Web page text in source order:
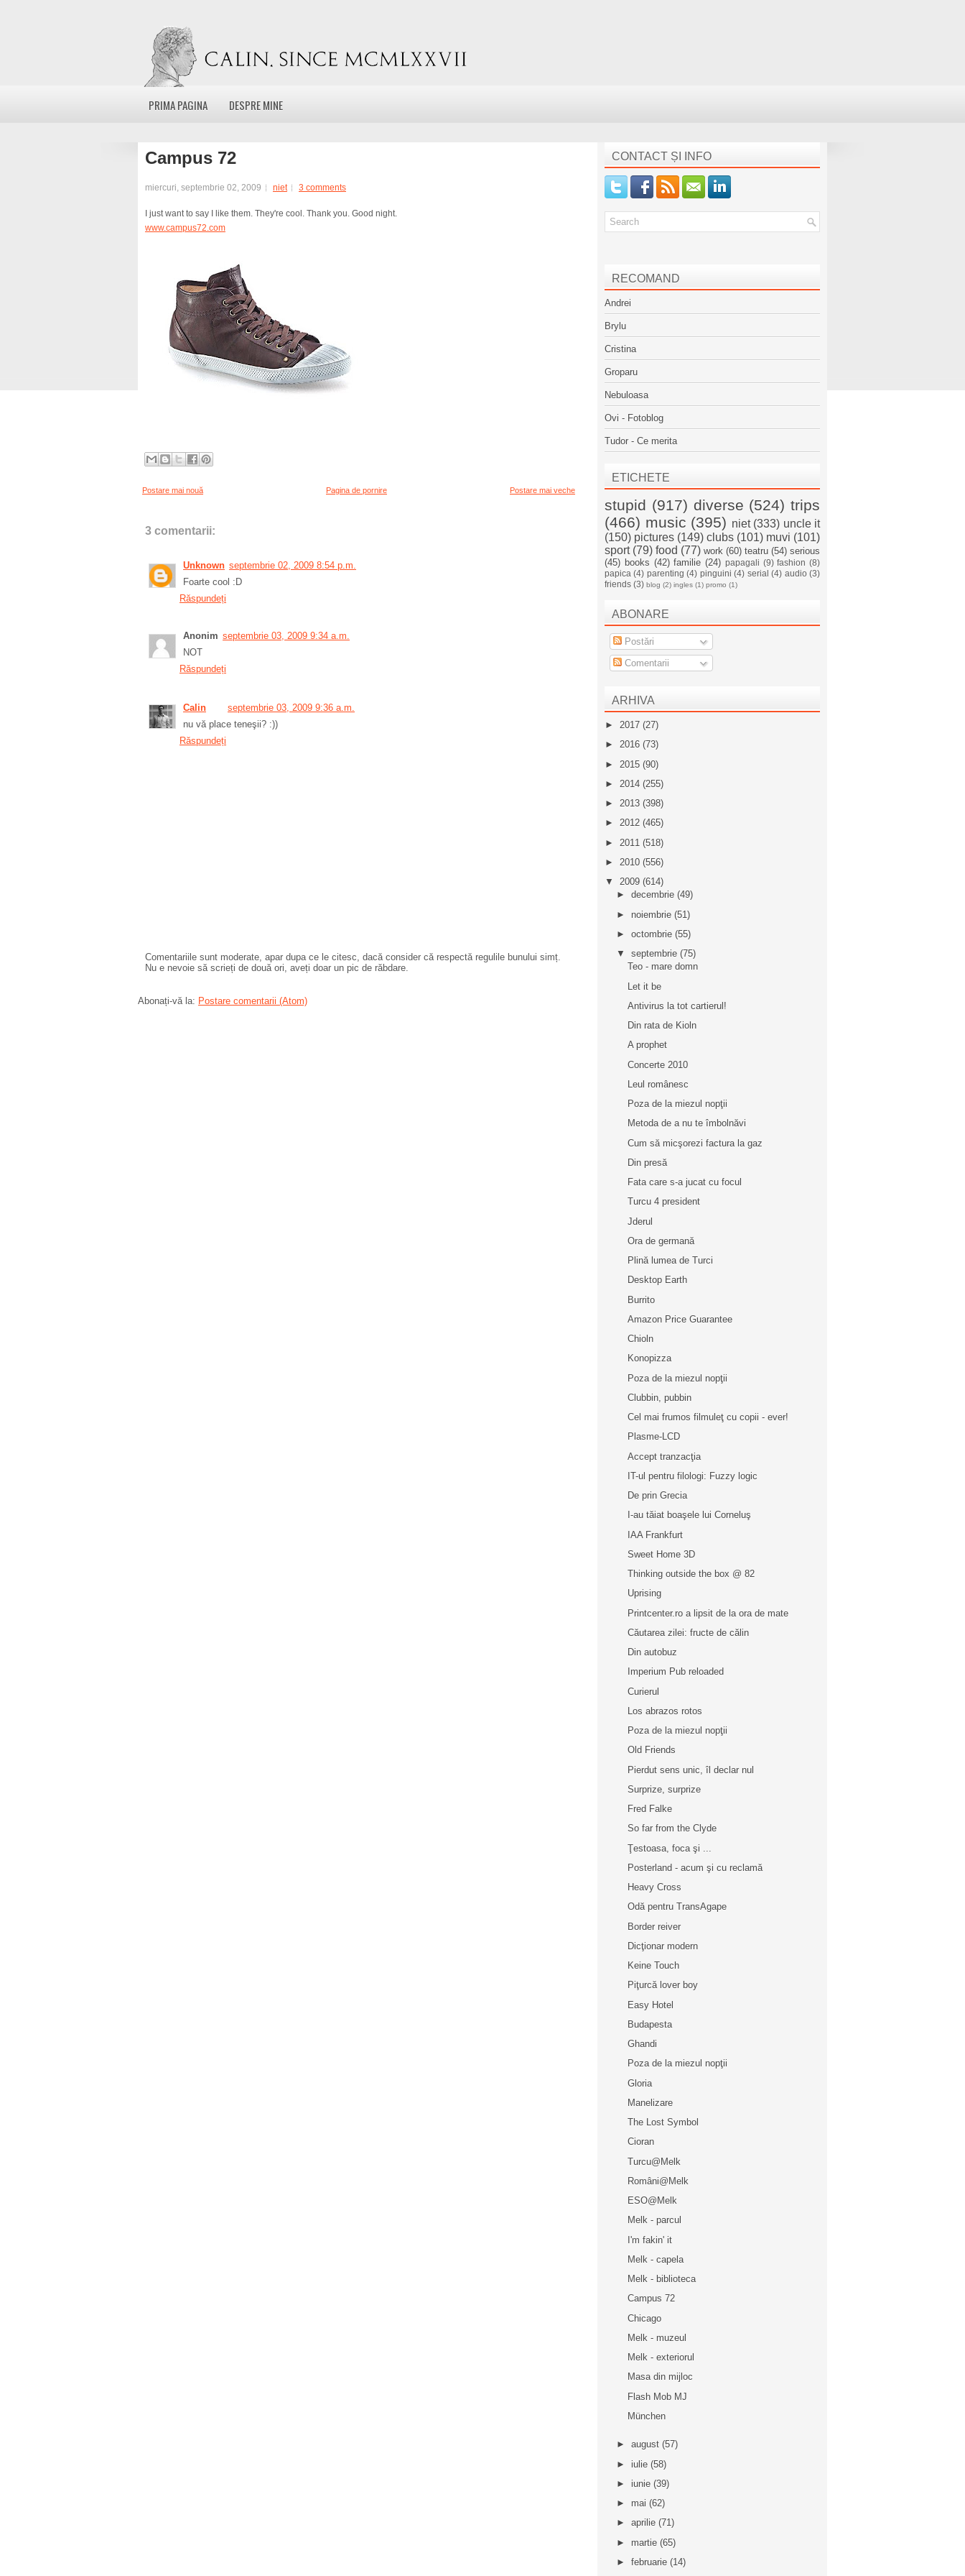
PRIMA PAGINA DESPRE MINE
Campus 72
miercuri, septembrie 02, 2009 niet 3 comments
I just want to say I like them. They're cool. Thank you. Good night.
www.campus72.com
Postare mai nouă Postare mai veche
Pagina de pornire
3 comentarii:
Unknown septembrie 02, 2009 8:54 p.m.
Foarte cool :D
Răspundeți
Anonim septembrie 03, 2009 9:34 a.m.
NOT
Răspundeți
Calin
septembrie 03, 2009 9:36 a.m.
nu vă place teneşii? :))
Răspundeți
Comentariile sunt moderate, apar dupa ce le citesc, dacă consider că respectă regulile bunului simț.
Nu e nevoie să scrieți de două ori, aveți doar un pic de răbdare.
Abonați-vă la: Postare comentarii (Atom)
CONTACT ȘI INFO
RECOMAND
Andrei
Brylu
Cristina
Groparu
Nebuloasa
Ovi - Fotoblog
Tudor - Ce merita
ETICHETE
stupid (917) diverse (524) trips
(466) music (395) niet (333) uncle it
(150) pictures (149) clubs (101) muvi (101)
sport (79) food (77) work (60) teatru (54) serious
(45) books (42) familie (24) papagali (9) fashion (8)
papica (4) parenting (4) pinguini (4) serial (4) audio (3)
friends (3) blog (2) ingles (1) promo (1)
ABONARE
Postări
Comentarii
ARHIVA
► 2017 (27)
► 2016 (73)
► 2015 (90)
► 2014 (255)
► 2013 (398)
► 2012 (465)
► 2011 (518)
► 2010 (556)
▼ 2009 (614)
► decembrie (49)
► noiembrie (51)
► octombrie (55)
▼ septembrie (75)
Teo - mare domn
Let it be
Antivirus la tot cartierul!
Din rata de Kioln
A prophet
Concerte 2010
Leul românesc
Poza de la miezul nopţii
Metoda de a nu te îmbolnăvi
Cum să micşorezi factura la gaz
Din presă
Fata care s-a jucat cu focul
Turcu 4 president
Jderul
Ora de germană
Plină lumea de Turci
Desktop Earth
Burrito
Amazon Price Guarantee
Chioln
Konopizza
Poza de la miezul nopţii
Clubbin, pubbin
Cel mai frumos filmuleţ cu copii - ever!
Plasme-LCD
Accept tranzacţia
IT-ul pentru filologi: Fuzzy logic
De prin Grecia
I-au tăiat boaşele lui Corneluş
IAA Frankfurt
Sweet Home 3D
Thinking outside the box @ 82
Uprising
Printcenter.ro a lipsit de la ora de mate
Căutarea zilei: fructe de călin
Din autobuz
Imperium Pub reloaded
Curierul
Los abrazos rotos
Poza de la miezul nopţii
Old Friends
Pierdut sens unic, îl declar nul
Surprize, surprize
Fred Falke
So far from the Clyde
Ţestoasa, foca şi ...
Posterland - acum şi cu reclamă
Heavy Cross
Odă pentru TransAgape
Border reiver
Dicţionar modern
Keine Touch
Piţurcă lover boy
Easy Hotel
Budapesta
Ghandi
Poza de la miezul nopţii
Gloria
Manelizare
The Lost Symbol
Cioran
Turcu@Melk
Români@Melk
ESO@Melk
Melk - parcul
I'm fakin' it
Melk - capela
Melk - biblioteca
Campus 72
Chicago
Melk - muzeul
Melk - exteriorul
Masa din mijloc
Flash Mob MJ
München
► august (57)
► iulie (58)
► iunie (39)
► mai (62)
► aprilie (71)
► martie (65)
► februarie (14)